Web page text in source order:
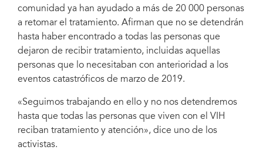
comunidad ya han ayudado a más de 20 000 personas
a retomar el tratamiento. Afirman que no se detendrán
hasta haber encontrado a todas las personas que
dejaron de recibir tratamiento, incluidas aquellas
personas que lo necesitaban con anterioridad a los
eventos catastróficos de marzo de 2019.
«Seguimos trabajando en ello y no nos detendremos
hasta que todas las personas que viven con el VIH
reciban tratamiento y atención», dice uno de los
activistas.